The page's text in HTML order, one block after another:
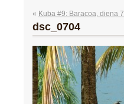
« Kuba #9: Baracoa, diena 7
dsc_0704